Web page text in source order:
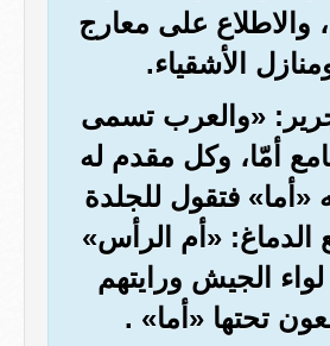
والاطلاع على معارج
الأشقياء.
«والعرب تسمى
أمّا، وكل مقدم له
«أما» فتقول للجلدة
الدماغ: «أم الرأس»
الجيش ورايتهم
تحتها «أما» .